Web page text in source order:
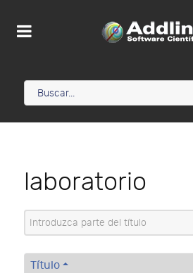
laboratorio
Introduzca parte del título
Título